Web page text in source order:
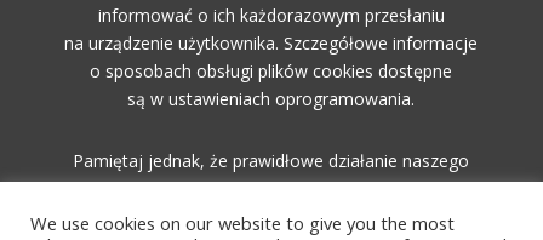
informować o ich każdorazowym przesłaniu
na urządzenie użytkownika. Szczegółowe informacje
o sposobach obsługi plików cookies dostępne
są w ustawieniach oprogramowania.
Pamiętaj jednak, że prawidłowe działanie naszego
serwisu uzależnione jest od włączonych cookies.
We use cookies on our website to give you the most